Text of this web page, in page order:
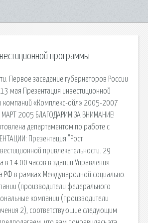
программы
Первое заседание губернаторов России
мая Презентация инвестиционной
компаний «Комплекс-ойл» 2005-2007
МАРТ 2005 БЛАГОДАРИМ ЗА ВНИМАНИЕ!
департаментом по работе с
Презентация "Рост
привлекательности. 29
в 14.00 часов в здании Управления
РФ в рамках Международной социально.
(производители федерального
компании (производители
2), соответствующие следующим